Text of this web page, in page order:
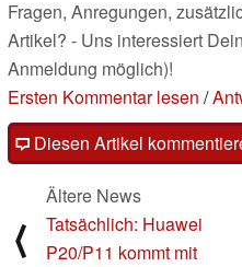
Fragen, Anregungen,
Artikel? - Uns interessiert
Anmeldung möglich)!
Ersten Kommentar lesen /
Diesen Artikel
⟨
Ältere News
Tatsächlich: Huawei
P20/P11 kommt mit